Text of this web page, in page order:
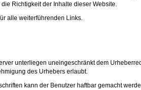
Richtigkeit der Inhalte dieser Website.
alle weiterführenden Links.
unterliegen uneingeschränkt dem
des Urhebers erlaubt.
kann der Benutzer haftbar gemacht